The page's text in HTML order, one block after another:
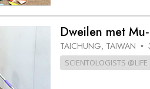
Dweilen met
TAICHUNG, TAIWAN •
SCIENTOLOGISTS @LIFE